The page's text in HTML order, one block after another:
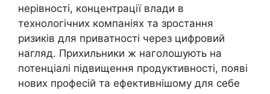
нерівності, концентрації влади в
технологічних компаніях та зростання
ризиків для приватності через цифровий
нагляд. Прихильники ж наголошують на
потенціалі підвищення продуктивності, появі
нових професій та ефективнішому для себе